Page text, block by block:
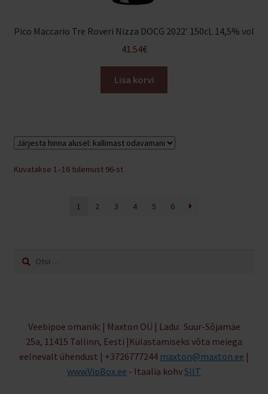
Pico Maccario Tre Roveri Nizza DOCG 2022′ 150cL 14,5% vol
41.54€
Lisa korvi
Kuvatakse 1–16 tulemust 96-stSorditud
kõrgeimast
1 2 3 4 5 6
Otsi:
Veebipoe omanik: | Maxton OÜ | Ladu: Suur-Sõjamäe
25a, 11415 Tallinn, Eesti |Külastamiseks võta meiega
eelnevalt ühendust | +3726777244 maxton@maxton.ee |
www.VipBox.ee - Itaalia kohvSIIT